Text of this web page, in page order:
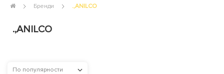
Бренди .,ANILCO
.,ANILCO
По популярности